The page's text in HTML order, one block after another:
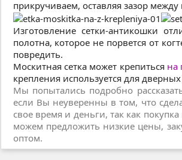
прикручиваем, оставляя зазор
Изготовление сетки-антикошки
полотна, которое не порвется от
повредить.
Москитная сетка может крепиться на
крепления используется для
Мы попытались подробно
если Вы неуверенны в том, что
свое время и деньги, так как
можем предложить низкие цены,
оптом.